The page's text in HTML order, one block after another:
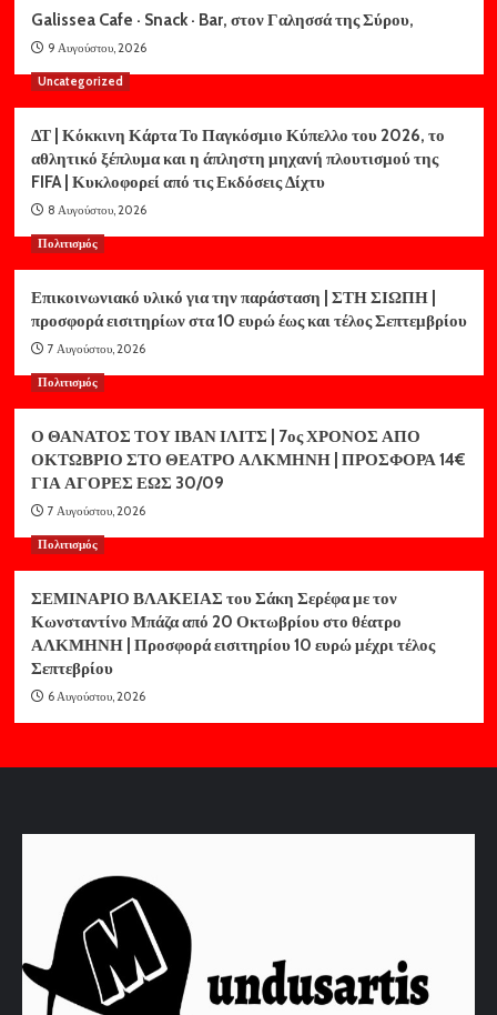
Galissea Cafe · Snack · Bar, στον Γαλησσά της Σύρου,
9 Αυγούστου, 2026
Uncategorized
ΔΤ | Κόκκινη Κάρτα Το Παγκόσμιο Κύπελλο του 2026, το
αθλητικό ξέπλυμα και η άπληστη μηχανή πλουτισμού της
FIFA | Κυκλοφορεί από τις Εκδόσεις Δίχτυ
8 Αυγούστου, 2026
Πολιτισμός
Επικοινωνιακό υλικό για την παράσταση | ΣΤΗ ΣΙΩΠΗ |
προσφορά εισιτηρίων στα 10 ευρώ έως και τέλος Σεπτεμβρίου
7 Αυγούστου, 2026
Πολιτισμός
Ο ΘΑΝΑΤΟΣ ΤΟΥ ΙΒΑΝ ΙΛΙΤΣ | 7ος ΧΡΟΝΟΣ ΑΠΟ
ΟΚΤΩΒΡΙΟ ΣΤΟ ΘΕΑΤΡΟ ΑΛΚΜΗΝΗ | ΠΡΟΣΦΟΡΑ 14€
ΓΙΑ ΑΓΟΡΕΣ ΕΩΣ 30/09
7 Αυγούστου, 2026
Πολιτισμός
ΣΕΜΙΝΑΡΙΟ ΒΛΑΚΕΙΑΣ του Σάκη Σερέφα με τον
Κωνσταντίνο Μπάζα από 20 Οκτωβρίου στο θέατρο
ΑΛΚΜΗΝΗ | Προσφορά εισιτηρίου 10 ευρώ μέχρι τέλος
Σεπτεβρίου
6 Αυγούστου, 2026